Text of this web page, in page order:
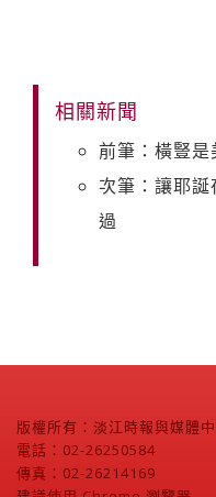
相關新聞
前筆：橫豎
次筆：讓耶
過
版權所有：淡江時報與媒體
電話：02-26250584
傳真：02-26214169